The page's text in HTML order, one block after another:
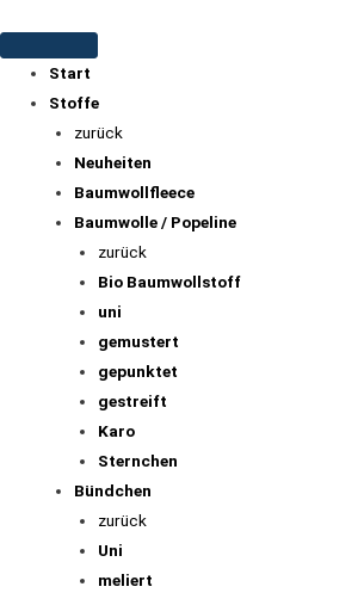
Start
Stoffe
zurück
Neuheiten
Baumwollfleece
Baumwolle / Popeline
zurück
Bio Baumwollstoff
uni
gemustert
gepunktet
gestreift
Karo
Sternchen
Bündchen
zurück
Uni
meliert